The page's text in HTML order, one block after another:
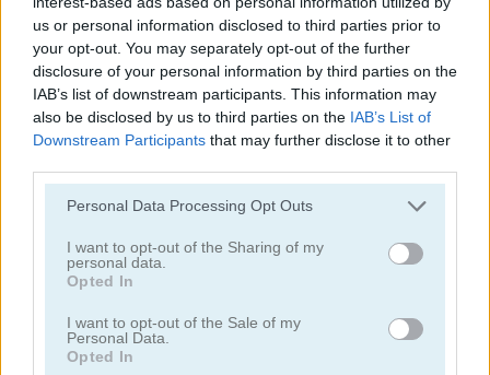
us or personal information disclosed to third parties prior to
your opt-out. You may separately opt-out of the further
disclosure of your personal information by third parties on the
IAB’s list of downstream participants. This information may
also be disclosed by us to third parties on the IAB’s List of
Downstream Participants that may further disclose it to other
Personal Data Processing Opt Outs
I want to opt-out of the Sharing of my
personal data.
Opted In
I want to opt-out of the Sale of my
Personal Data.
Opted In
juegos de castillos
juegos de clicker
juegos de detectives
juegos de dragones
juegos de fantasía
juegos de fantasmas